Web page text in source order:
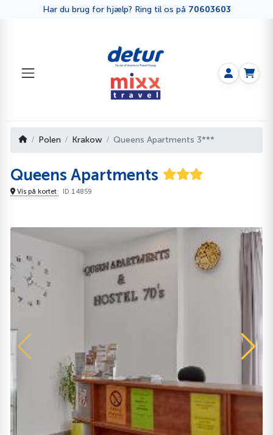
Har du brug for hjælp? Ring til os på 70603603
Polen Krakow Queens Apartments 3***
Queens Apartments
Vis på kortet ID 14859